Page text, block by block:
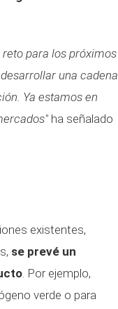
para los próximos
una cadena
Ya estamos en
ha señalado
existentes,
se prevé un
. Por ejemplo,
verde o para